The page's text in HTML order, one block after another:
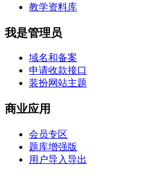
教学资料库
我是管理员
域名和备案
申请收款接口
装扮网站主题
商业应用
会员专区
题库增强版
用户导入导出